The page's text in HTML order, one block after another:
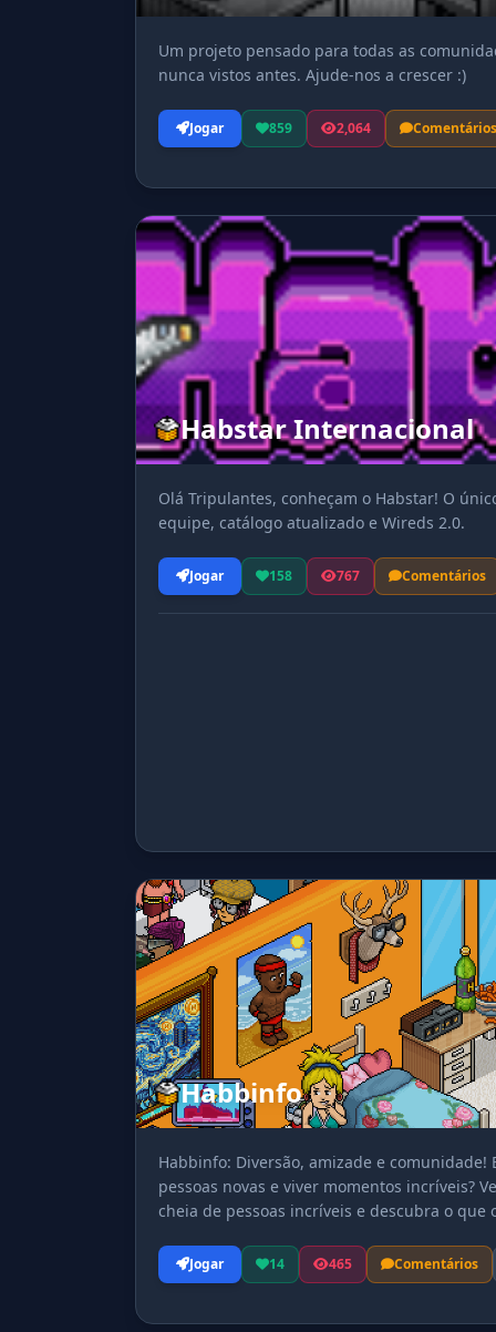
Um projeto pensado para todas as
nunca vistos antes. Ajude-nos a crescer :)
Jogar 859 2,064 Comentários
Habstar Internacional
Olá Tripulantes, conheçam o Habstar! O
equipe, catálogo atualizado e Wireds 2.0.
Jogar 158 767 Comentários
Habbinfo
Habbinfo: Diversão, amizade e
pessoas novas e viver momentos incríveis?
cheia de pessoas incríveis e descubra o
Jogar 14 465 Comentários